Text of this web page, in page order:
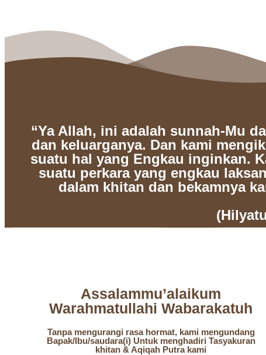
“Ya Allah, ini adalah sunnah-Mu
dan keluarganya. Dan kami
suatu hal yang Engkau inginkan.
suatu perkara yang engkau
dalam khitan dan bekamnya
Assalammu’alaikum
Warahmatullahi Wabarakatuh
Tanpa mengurangi rasa hormat, kami mengundang
Bapak/Ibu/saudara(i) Untuk menghadiri Tasyakuran
khitan & Aqiqah Putra kami